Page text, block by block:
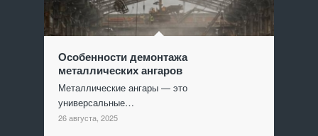
Особенности демонтажа
металлических ангаров
Металлические ангары — это
универсальные…
26 августа, 2025